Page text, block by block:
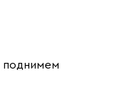
поднимем